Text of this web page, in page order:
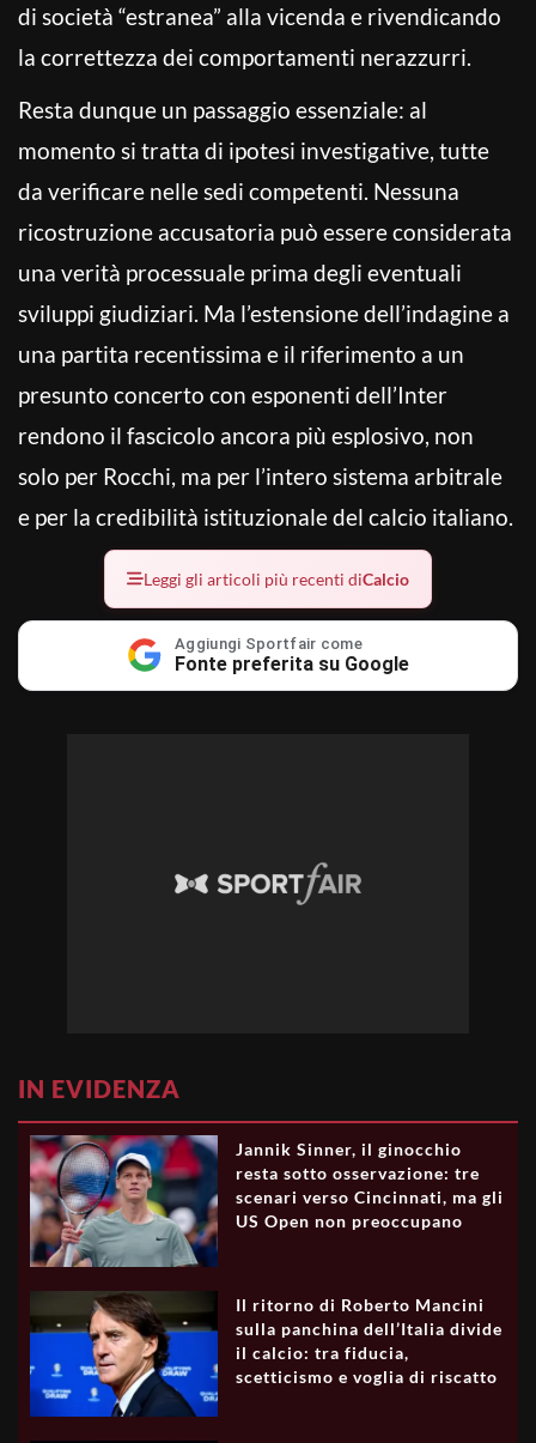
di società “estranea” alla vicenda e rivendicando
la correttezza dei comportamenti nerazzurri.
Resta dunque un passaggio essenziale: al
momento si tratta di ipotesi investigative, tutte
da verificare nelle sedi competenti. Nessuna
ricostruzione accusatoria può essere considerata
una verità processuale prima degli eventuali
sviluppi giudiziari. Ma l’estensione dell’indagine a
una partita recentissima e il riferimento a un
presunto concerto con esponenti dell’Inter
rendono il fascicolo ancora più esplosivo, non
solo per Rocchi, ma per l’intero sistema arbitrale
e per la credibilità istituzionale del calcio italiano.
Leggi gli articoli più recenti diCalcio
Aggiungi Sportfair come
Fonte preferita su Google
IN EVIDENZA
Jannik Sinner, il ginocchio
resta sotto osservazione: tre
scenari verso Cincinnati, ma gli
US Open non preoccupano
Il ritorno di Roberto Mancini
sulla panchina dell’Italia divide
il calcio: tra fiducia,
scetticismo e voglia di riscatto